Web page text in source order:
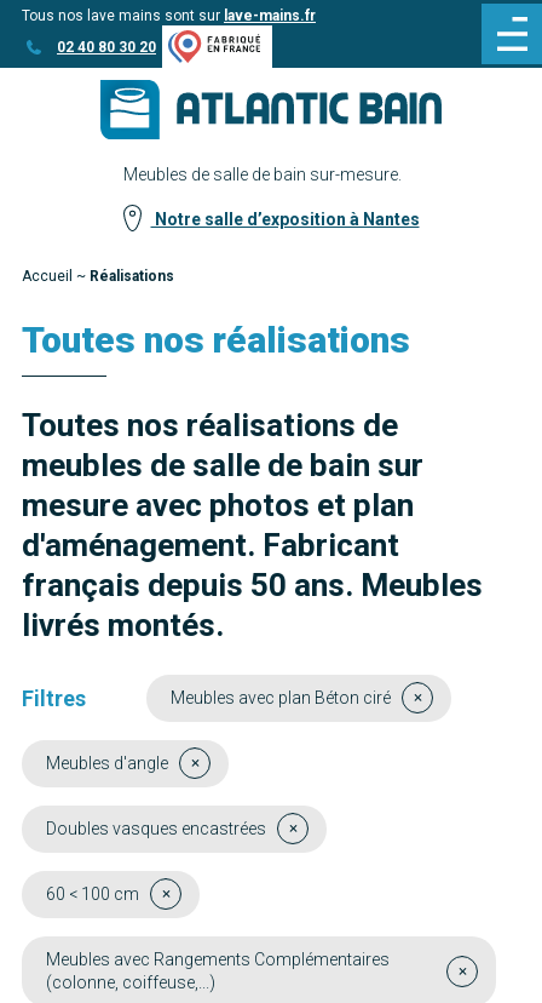
Aller
au
Aller au
contenu
Tous nos lave mains sont sur lave-mains.fr
02 40 80 30 20
Meubles de salle de bain sur-mesure.
Notre salle d’exposition à Nantes
Accueil ~ Réalisations
Toutes nos réalisations
Toutes nos réalisations de
meubles de salle de bain sur
mesure avec photos et plan
d'aménagement. Fabricant
français depuis 50 ans. Meubles
livrés montés.
Filtres Meubles avec plan Béton ciré
Meubles d'angle
Doubles vasques encastrées
60 < 100 cm
Meubles avec Rangements Complémentaires
(colonne, coiffeuse,...)